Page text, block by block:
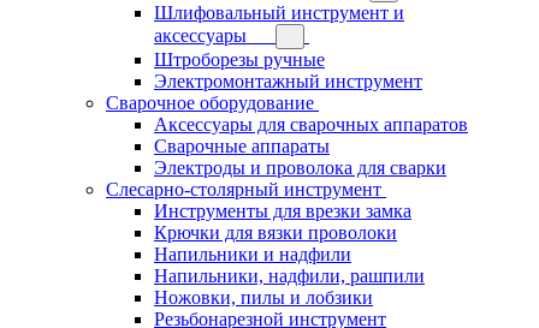
Шлифовальный инструмент и
аксессуары
Штроборезы ручные
Электромонтажный инструмент
Сварочное оборудование
Аксессуары для сварочных аппаратов
Сварочные аппараты
Электроды и проволока для сварки
Слесарно-столярный инструмент
Инструменты для врезки замка
Крючки для вязки проволоки
Напильники и надфили
Напильники, надфили, рашпили
Ножовки, пилы и лобзики
Резьбонарезной инструмент